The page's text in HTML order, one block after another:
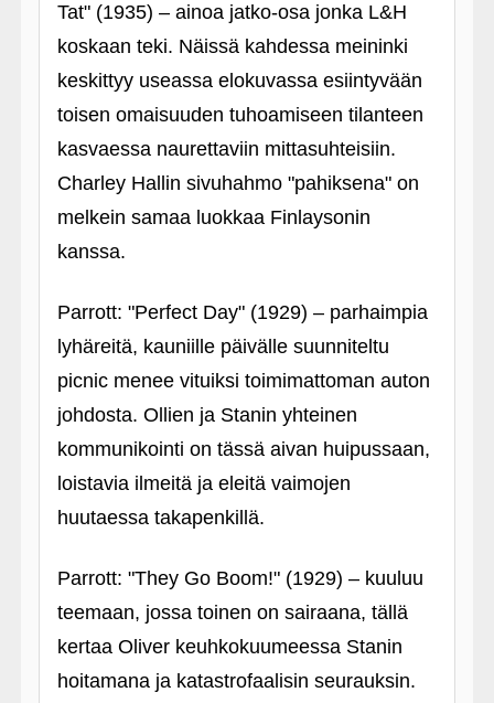
Tat" (1935) – ainoa jatko-osa jonka L&H
koskaan teki. Näissä kahdessa meininki
keskittyy useassa elokuvassa esiintyvään
toisen omaisuuden tuhoamiseen tilanteen
kasvaessa naurettaviin mittasuhteisiin.
Charley Hallin sivuhahmo "pahiksena" on
melkein samaa luokkaa Finlaysonin
kanssa.
Parrott: "Perfect Day" (1929) – parhaimpia
lyhäreitä, kauniille päivälle suunniteltu
picnic menee vituiksi toimimattoman auton
johdosta. Ollien ja Stanin yhteinen
kommunikointi on tässä aivan huipussaan,
loistavia ilmeitä ja eleitä vaimojen
huutaessa takapenkillä.
Parrott: "They Go Boom!" (1929) – kuuluu
teemaan, jossa toinen on sairaana, tällä
kertaa Oliver keuhkokuumeessa Stanin
hoitamana ja katastrofaalisin seurauksin.